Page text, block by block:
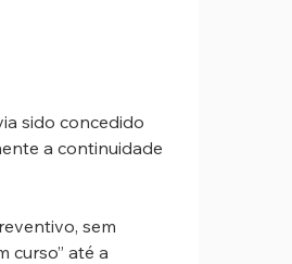
sido concedido
a continuidade
sem
curso” até a